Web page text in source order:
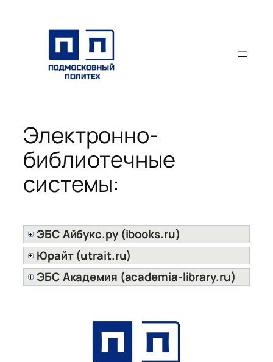
содержимому
Электронно-
библиотечные
системы:
ЭБС Айбукс.ру (ibooks.ru)
Юрайт (utrait.ru)
ЭБС Академия (academia-library.ru)